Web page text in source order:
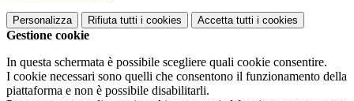
Personalizza Rifiuta tutti i cookies Accetta tutti i cookies
Gestione cookie
In questa schermata è possibile scegliere quali cookie consentire.
I cookie necessari sono quelli che consentono il funzionamento della
piattaforma e non è possibile disabilitarli.